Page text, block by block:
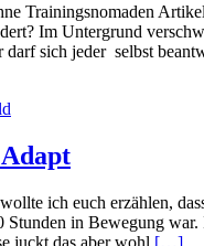
Trainingsnomaden
Im Untergrund
sich jeder selbst
ich euch erzählen,
Stunden in Bewegung
juckt das aber wohl […]